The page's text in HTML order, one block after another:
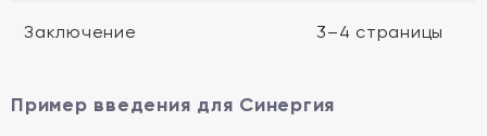
Заключение 3–4 страницы
Пример введения для Синергия